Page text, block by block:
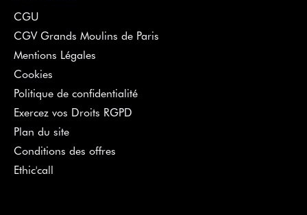
CGU
CGV Grands Moulins de Paris
Mentions Légales
Cookies
Politique de confidentialité
Exercez vos Droits RGPD
Plan du site
Conditions des offres
Ethic'call